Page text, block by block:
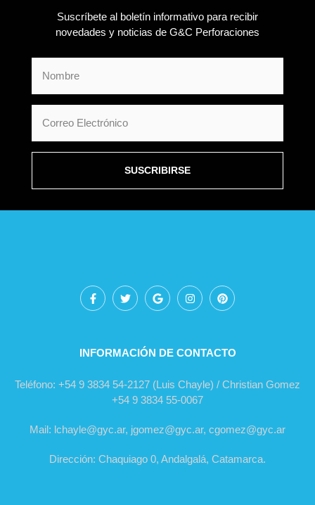
Suscríbete al boletín informativo para recibir
novedades y noticias de G&C Perforaciones
SUSCRIBIRSE
INFORMACIÓN DE CONTACTO
Teléfono: +54 9 3834 54-2127 (Luis Chayle) / Christian Gomez
+54 9 3834 55-0067
Mail: lchayle@gyc.ar, jgomez@gyc.ar, cgomez@gyc.ar
Dirección: Chaquiago 0, Andalgalá, Catamarca.